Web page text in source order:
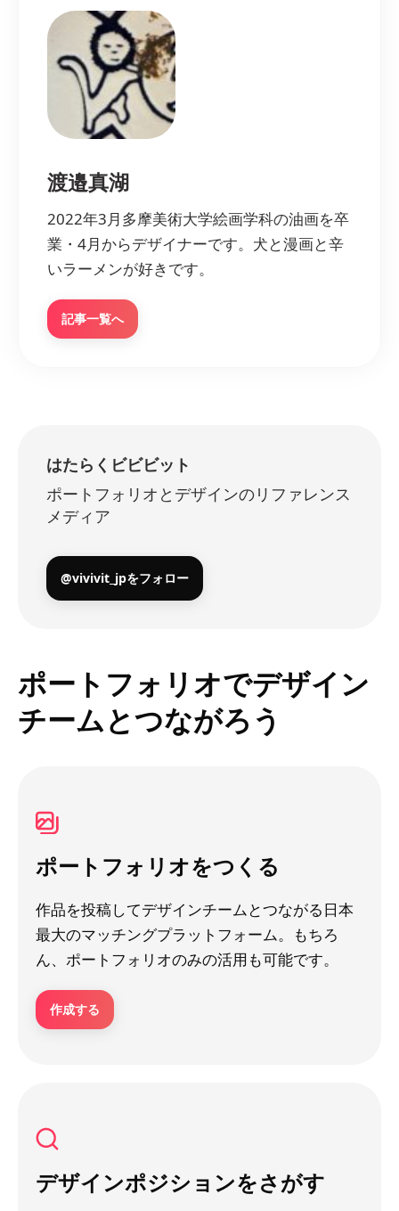
渡邉真湖
2022年3月多摩美術大学絵画学科の油画を卒
業・4月からデザイナーです。犬と漫画と辛
いラーメンが好きです。
記事一覧へ
はたらくビビビット
ポートフォリオとデザインのリファレンス
メディア
@vivivit_jpをフォロー
ポートフォリオでデザイン
チームとつながろう
ポートフォリオをつくる
作品を投稿してデザインチームとつながる日本
最大のマッチングプラットフォーム。もちろ
ん、ポートフォリオのみの活用も可能です。
作成する
デザインポジションをさがす